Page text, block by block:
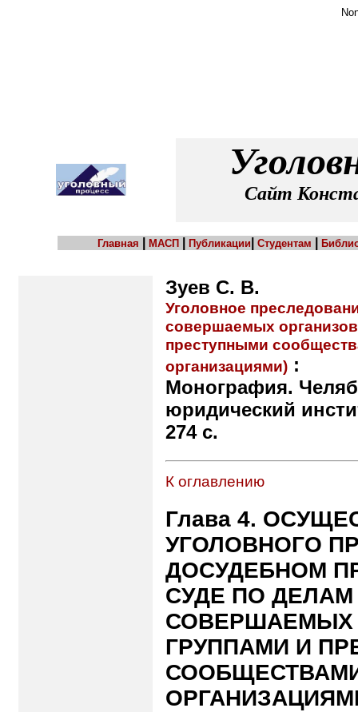
Сайт
Главная МАСП Публикации Студентам
Зуев С. В.
Уголовное
совершаемых
преступными
организациями) :
Монография.
юридический
274 с.
К оглавлению
Глава 4.
УГОЛОВНОГО
ДОСУДЕБНОМ
СУДЕ ПО
СОВЕРШАЕМЫХ
ГРУППАМИ И